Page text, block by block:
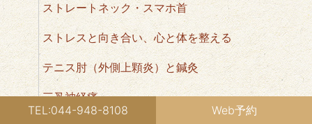
TEL:044-948-8108 Web予約
ストレートネック・スマホ首
ストレスと向き合い、心と体を整える
テニス肘（外側上顆炎）と鍼灸
三叉神経痛